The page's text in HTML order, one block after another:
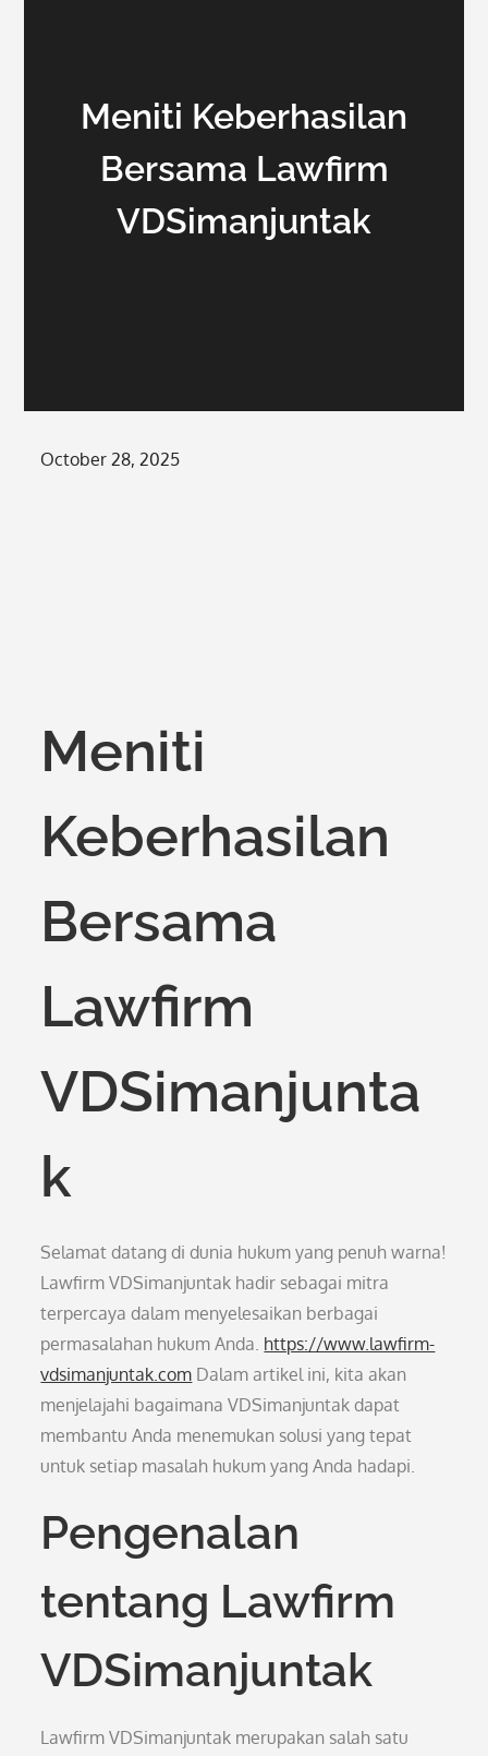
Meniti Keberhasilan
Bersama Lawfirm
VDSimanjuntak
Posted
October 28, 2025
Meniti
Keberhasilan
Bersama
Lawfirm
VDSimanjunta
k
Selamat datang di dunia hukum yang penuh warna!
Lawfirm VDSimanjuntak hadir sebagai mitra
terpercaya dalam menyelesaikan berbagai
permasalahan hukum Anda. https://www.lawfirm-
vdsimanjuntak.com Dalam artikel ini, kita akan
menjelajahi bagaimana VDSimanjuntak dapat
membantu Anda menemukan solusi yang tepat
untuk setiap masalah hukum yang Anda hadapi.
Pengenalan
tentang Lawfirm
VDSimanjuntak
Lawfirm VDSimanjuntak merupakan salah satu